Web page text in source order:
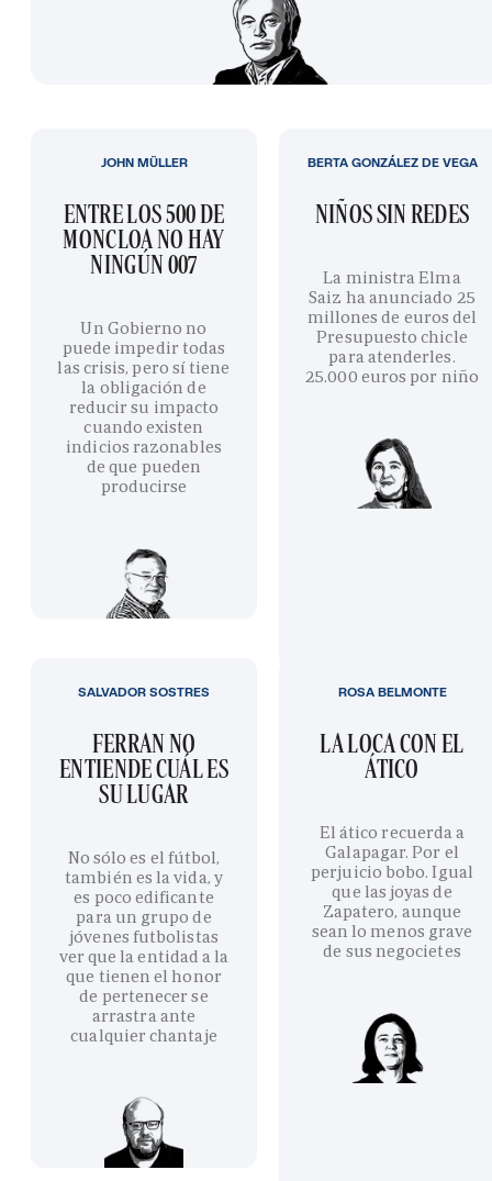
ENTRE LOS 500 DE
MONCLOA NO HAY
NINGÚN 007
Un Gobierno no
puede impedir todas
las crisis, pero sí tiene
la obligación de
reducir su impacto
cuando existen
indicios razonables
de que pueden
producirse
JOHN MÜLLER
NIÑOS SIN REDES
La ministra Elma
Saiz ha anunciado 25
millones de euros del
Presupuesto chicle
para atenderles.
25.000 euros por niño
BERTA GONZÁLEZ DE VEGA
FERRAN NO
ENTIENDE CUÁL ES
SU LUGAR
No sólo es el fútbol,
también es la vida, y
es poco edificante
para un grupo de
jóvenes futbolistas
ver que la entidad a la
que tienen el honor
de pertenecer se
arrastra ante
cualquier chantaje
SALVADOR SOSTRES
LA LOCA CON EL
ÁTICO
El ático recuerda a
Galapagar. Por el
perjuicio bobo. Igual
que las joyas de
Zapatero, aunque
sean lo menos grave
de sus negocietes
ROSA BELMONTE